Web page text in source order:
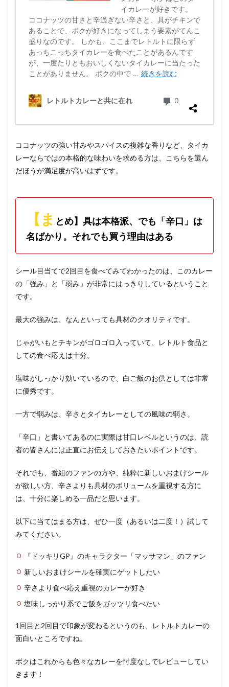
ココナッツの強い甘みやスパイスの複雑な香りなど、タイカ
レーならではの本格的な味わいを求める方は、こちらを選ん
だほうが満足度が高いはずです。
【ま とめ】具は本格派、でも「辛口」は
名ばかり。それでも買う理由はある
シール目当てで2回目を食べてみてわかったのは、このカレー
の「強み」と「弱み」が非常にはっきりしているということ
です。
最大の強みは、なんといっても具材のクオリティです。
じゃがいもとチキンがゴロゴロ入っていて、レトルト食品と
しての食べ応えは十分。
塩味がしっかり効いているので、白ご飯のお供としては非常
に優秀です。
一方で弱みは、辛さとタイカレーとしての風味の弱さ。
「辛口」と書いてあるのに実際は甘口レベルというのは、読
者の皆さんには正直にお伝えしておきたいポイントです。
それでも、番組のファンの方や、純粋に新しいおまけシール
が欲しい方、辛さよりも具材のボリュームを重視する方に
は、十分に楽しめる一品だと思います。
以下に当てはまる方は、ぜひ一度（あるいは二度！）試して
みてください。
『ドッキリGP』のキャラクター「マッサマン」のファン
新しいおまけシールを確実にゲットしたい
辛さより食べ応え重視のカレーが好き
塩味しっかり系でご飯をガッツリ食べたい
1回目と2回目で印象が変わるというのも、レトルトカレーの
面白いところですね。
ボクはこれからも色々なカレーを忖度なしでレビューしてい
きます！